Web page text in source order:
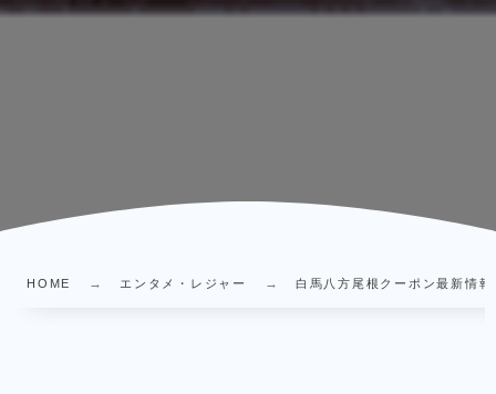
HOME エンタメ・レジャー 白馬八方尾根クーポン最新情